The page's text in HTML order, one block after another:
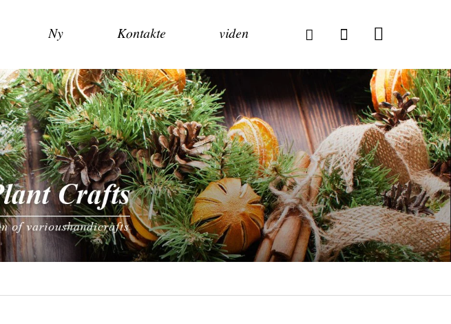
Ny Kontakte viden